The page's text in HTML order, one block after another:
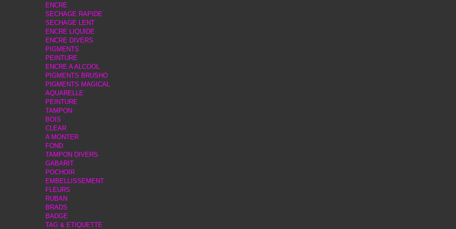
ENCRE
SECHAGE RAPIDE
SECHAGE LENT
ENCRE LIQUIDE
ENCRE DIVERS
PIGMENTS
PEINTURE
ENCRE A ALCOOL
PIGMENTS BRUSHO
PIGMENTS MAGICAL
AQUARELLE
PEINTURE
TAMPON
BOIS
CLEAR
A MONTER
FOND
TAMPON DIVERS
GABARIT
POCHOIR
EMBELLISSEMENT
FLEURS
RUBAN
BRADS
BADGE
TAG & ETIQUETTE